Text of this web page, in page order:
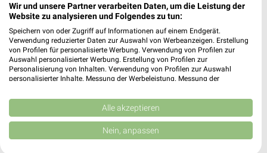
Rofu Kinderland Leonberg
Seeäckerstraße 5
71229 Leonberg
Heute 09:30 - 19:00 Uhr | Geschlossen
517,49 km • Angebote: 2 Prospekte
❯
Ernsting's family Leonberg
Leonbergerstraße 98-108
71229 Leonberg
Wir und unsere Partner verarbeiten Daten, um die Leistung der
Website zu analysieren und Folgendes zu tun:
Speichern von oder Zugriff auf Informationen auf einem Endgerät.
Verwendung reduzierter Daten zur Auswahl von Werbeanzeigen. Erstellung
von Profilen für personalisierte Werbung. Verwendung von Profilen zur
Auswahl personalisierter Werbung. Erstellung von Profilen zur
Personalisierung von Inhalten. Verwendung von Profilen zur Auswahl
personalisierter Inhalte. Messung der Werbeleistung. Messung der
Kombinationen von Daten aus verschiedenen Quellen. Entwicklung und
Verbesserung der Angebote. Verwendung reduzierter Daten zur Auswahl
von Inhalten.
Daten können außerhalb der Europäischen Union weitergegeben und in die
Alle akzeptieren
Nein, anpassen